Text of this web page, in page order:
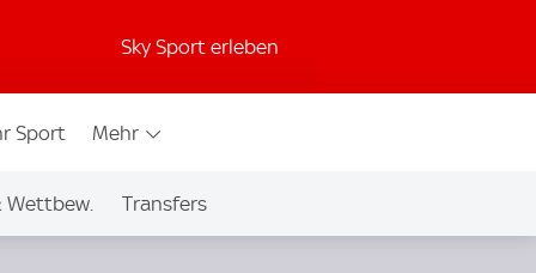
Sky Sport erleben
Sport Mehr
Wettbew. Transfers